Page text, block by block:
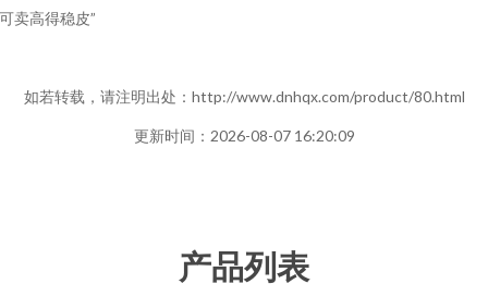
卖高得稳皮”
如若转载，请注明出处：http://www.dnhqx.com/product/80.html
更新时间：2026-08-07 16:20:09
产品列表